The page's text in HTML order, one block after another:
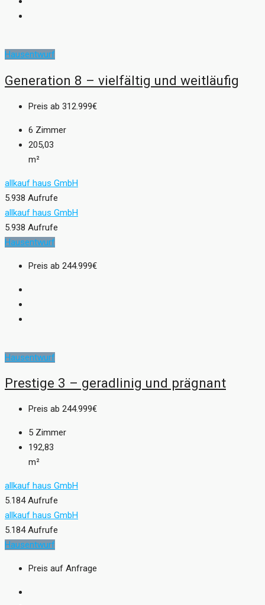
Hausentwurf
Generation 8 – vielfältig und weitläufig
Preis ab 312.999€
6 Zimmer
205,03
m²
allkauf haus GmbH
5.938 Aufrufe
allkauf haus GmbH
5.938 Aufrufe
Hausentwurf
Preis ab 244.999€
Hausentwurf
Prestige 3 – geradlinig und prägnant
Preis ab 244.999€
5 Zimmer
192,83
m²
allkauf haus GmbH
5.184 Aufrufe
allkauf haus GmbH
5.184 Aufrufe
Hausentwurf
Preis auf Anfrage